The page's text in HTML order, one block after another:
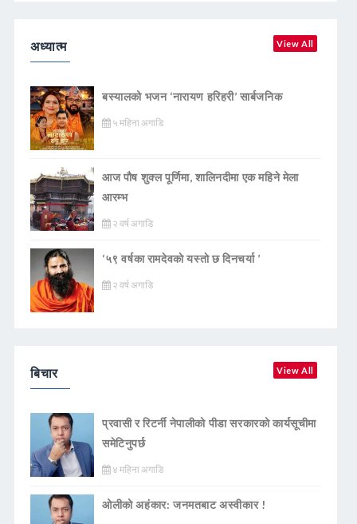
अध्यात्म View All
बस्यालको भजन ‘नारायण हरिहरी’ सार्बजनिक
५ महिना अगाडि
आज पौष शुक्ल पूर्णिमा, शालिनदीमा एक महिने मेला
आरम्भ
२ वर्ष अगाडि
‘५९ वर्षका रामदेवकाे यस्ताे छ दिनचर्या ’
२ वर्ष अगाडि
बिचार View All
प्रवासी र रिटर्नी नेपालीको पीडा सरकारको कार्यसूचीमा
समेटिनुपर्छ
४ महिना अगाडि
ओलीको अहंकार: जनमतबाट अस्वीकार !